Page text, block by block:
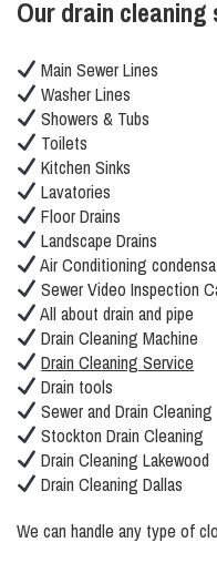
Our drain cleaning
Main Sewer Lines
Washer Lines
Showers & Tubs
Toilets
Kitchen Sinks
Lavatories
Floor Drains
Landscape Drains
Air Conditioning
Sewer Video Inspection
All about drain and pipe
Drain Cleaning Machine
Drain Cleaning Service
Drain tools
Sewer and Drain Cleaning
Stockton Drain Cleaning
Drain Cleaning Lakewood
Drain Cleaning Dallas
We can handle any type of